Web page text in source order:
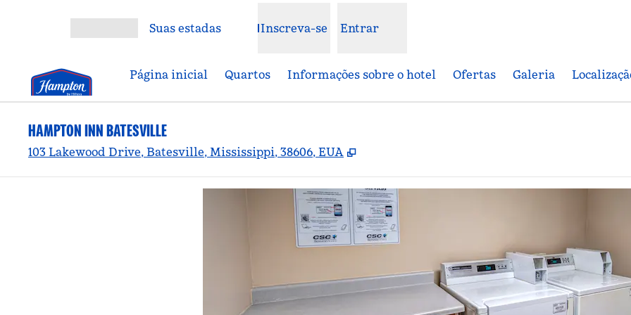
Suas estadas Inscreva-se Entrar
Página inicial Quartos Informações sobre o hotel Ofertas Galeria
HAMPTON INN BATESVILLE
103 Lakewood Drive, Batesville, Mississippi, 38606, EUA ,